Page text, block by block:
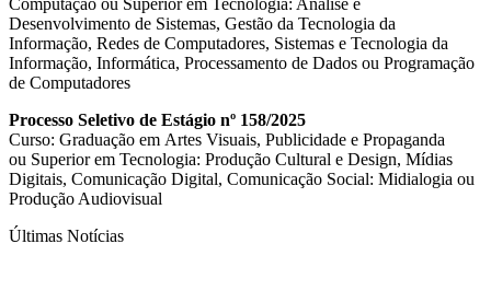
Desenvolvimento de Sistemas, Gestão da Tecnologia da
Informação, Redes de Computadores, Sistemas e Tecnologia da
Informação, Informática, Processamento de Dados ou Programação
de Computadores
Processo Seletivo de Estágio nº 158/2025
Curso: Graduação em Artes Visuais, Publicidade e Propaganda
ou Superior em Tecnologia: Produção Cultural e Design, Mídias
Digitais, Comunicação Digital, Comunicação Social: Midialogia ou
Produção Audiovisual
Últimas Notícias